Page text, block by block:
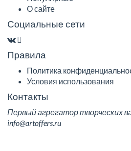
О сайте
Социальные сети
Правила
Политика
Условия использования
Контакты
Первый агрегатор творческих
info@artoffers.ru